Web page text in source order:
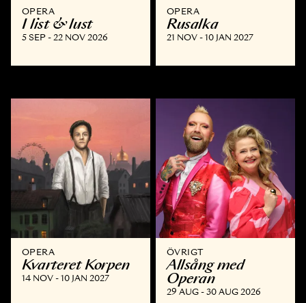
OPERA
I list & lust
5 SEP - 22 NOV 2026
OPERA
Rusalka
21 NOV - 10 JAN 2027
OPERA
Kvarteret Korpen
14 NOV - 10 JAN 2027
ÖVRIGT
Allsång med
Operan
29 AUG - 30 AUG 2026